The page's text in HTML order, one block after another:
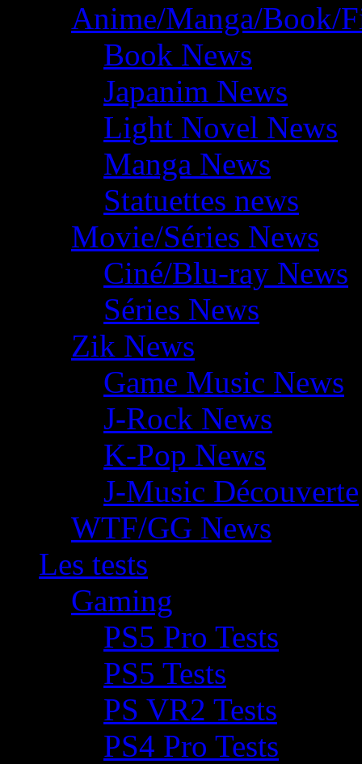
Anime/Manga/Book/
Book News
Japanim News
Light Novel News
Manga News
Statuettes news
Movie/Séries News
Ciné/Blu-ray News
Séries News
Zik News
Game Music News
J-Rock News
K-Pop News
J-Music Découverte
WTF/GG News
Les tests
Gaming
PS5 Pro Tests
PS5 Tests
PS VR2 Tests
PS4 Pro Tests